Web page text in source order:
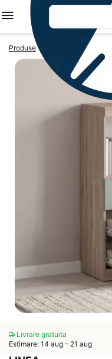
Produse Comode inalte
Livrare gratuita
Estimare: 14 aug - 21 aug